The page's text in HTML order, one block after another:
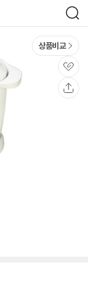
검
색
상품비교
관
심